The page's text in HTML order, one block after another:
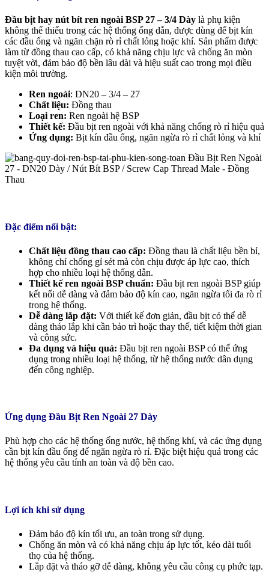
Đầu bịt hay nút bít ren ngoài BSP 27 – 3/4 Dày là phụ kiện
không thể thiếu trong các hệ thống ống dẫn, được dùng để bịt kín
các đầu ống và ngăn chặn rò rỉ chất lỏng hoặc khí. Sản phẩm được
làm từ đồng thau cao cấp, có khả năng chịu lực và chống ăn mòn
tuyệt vời, đảm bảo độ bền lâu dài và hiệu suất cao trong mọi điều
kiện môi trường.
Ren ngoài: DN20 – 3/4 – 27
Chất liệu: Đồng thau
Loại ren: Ren ngoài hệ BSP
Thiết kế: Đầu bịt ren ngoài với khả năng chống rò rỉ hiệu quả
Ứng dụng: Bịt kín đầu ống, ngăn ngừa rò rỉ chất lỏng và khí
Đặc điểm nổi bật:
Chất liệu đồng thau cao cấp: Đồng thau là chất liệu bền bỉ,
không chỉ chống gỉ sét mà còn chịu được áp lực cao, thích
hợp cho nhiều loại hệ thống dẫn.
Thiết kế ren ngoài BSP chuẩn: Đầu bịt ren ngoài BSP giúp
kết nối dễ dàng và đảm bảo độ kín cao, ngăn ngừa tối đa rò rỉ
trong hệ thống.
Dễ dàng lắp đặt: Với thiết kế đơn giản, đầu bịt có thể dễ
dàng tháo lắp khi cần bảo trì hoặc thay thế, tiết kiệm thời gian
và công sức.
Đa dụng và hiệu quả: Đầu bịt ren ngoài BSP có thể ứng
dụng trong nhiều loại hệ thống, từ hệ thống nước dân dụng
đến công nghiệp.
Ứng dụng Đầu Bịt Ren Ngoài 27 Dày
Phù hợp cho các hệ thống ống nước, hệ thống khí, và các ứng dụng
cần bịt kín đầu ống để ngăn ngừa rò rỉ. Đặc biệt hiệu quả trong các
hệ thống yêu cầu tính an toàn và độ bền cao.
Lợi ích khi sử dụng
Đảm bảo độ kín tối ưu, an toàn trong sử dụng.
Chống ăn mòn và có khả năng chịu áp lực tốt, kéo dài tuổi
thọ của hệ thống.
Lắp đặt và tháo gỡ dễ dàng, không yêu cầu công cụ phức tạp.